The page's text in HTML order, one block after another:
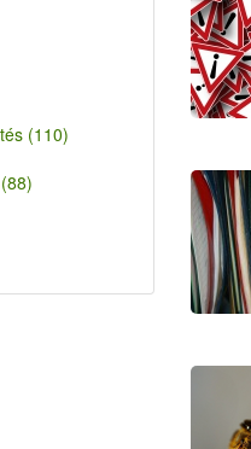
(110)
(88)